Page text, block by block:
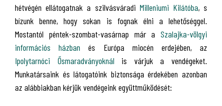
hétvégén ellátogatnak a szilvásváradi Milleniumi Kilátóba, s
bízunk benne, hogy sokan is fognak élni a lehetőséggel.
Mostantól péntek-szombat-vasárnap már a Szalajka-völgyi
információs házban és Európa miocén erdejében, az
Ipolytarnóci Ősmaradványoknál is várjuk a vendégeket.
Munkatársaink és látogatóink biztonsága érdekében azonban
az alábbiakban kérjük vendégeink együttműködését: